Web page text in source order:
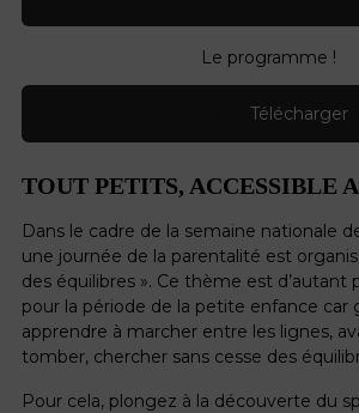
TOUT PETITS, ACCESSIBLE
Dans le cadre de la semaine nationale
une journée de la parentalité est
des équilibres ». Ce thème est d’autant
pour la période de la petite enfance car
apprendre à marcher entre les lignes,
tomber, chercher sans cesse des
Pour cela, plongez à la découverte du
Le programme !
Télécharger